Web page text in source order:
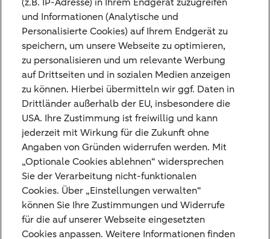
Vielleicht bringen Sie einige der Fragen zum
Nachdenken und fördern neue Erkenntnisse
zutage. In jedem Fall hoffen wir, dass sie
Ihnen bei der strategisch ausgerichteten
Vermögensanlage helfen. Oder – wer weiß
– bei der Vorbereitung auf ein persönliches
Kennenlerngespräch mit der Bethmann
HAL.
Jetzt Whitepaper herunterladen (PDF, 1 MB)
und Informationen (Analytische und
Personalisierte Cookies) auf Ihrem Endgerät zu
speichern, um unsere Webseite zu optimieren,
zu personalisieren und um relevante Werbung
auf Drittseiten und in sozialen Medien anzeigen
zu können. Hierbei übermitteln wir ggf. Daten in
Drittländer außerhalb der EU, insbesondere die
USA. Ihre Zustimmung ist freiwillig und kann
jederzeit mit Wirkung für die Zukunft ohne
Angaben von Gründen widerrufen werden. Mit
„Optionale Cookies ablehnen“ widersprechen
Sie der Verarbeitung nicht-funktionalen
Cookies. Über „Einstellungen verwalten“
können Sie Ihre Zustimmungen und Widerrufe
für die auf unserer Webseite eingesetzten
Cookies anpassen. Weitere Informationen finden